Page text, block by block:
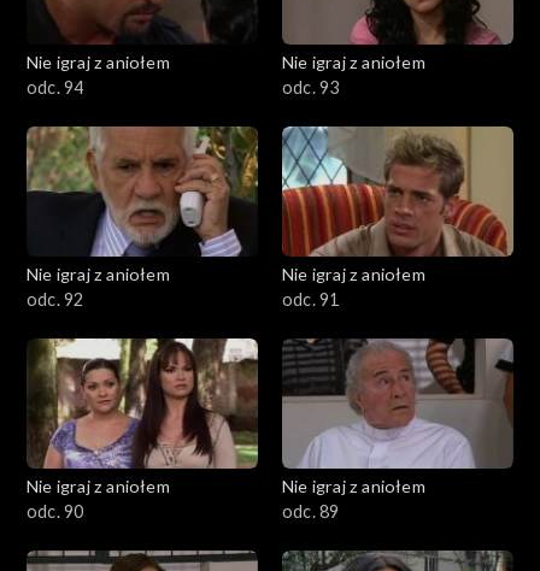
Nie igraj z aniołem
odc. 94
Nie igraj z aniołem
odc. 93
Nie igraj z aniołem
odc. 92
Nie igraj z aniołem
odc. 91
Nie igraj z aniołem
odc. 90
Nie igraj z aniołem
odc. 89